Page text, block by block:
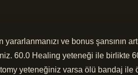
ve bonus şansının
60.0 Healing yeteneği ile birlikte
yeteneğiniz varsa ölü bandaj ile